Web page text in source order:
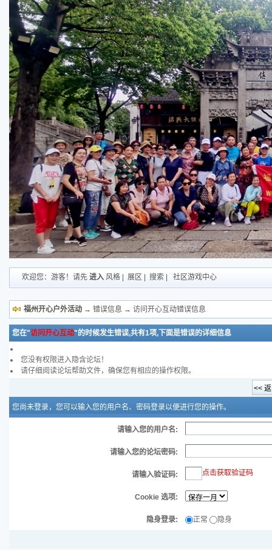
欢迎您：游客！请先 进入 风格 展区 搜索| 社区游戏中心
福州开心户外活动→ 错误信息→ 访问开心互动错误信息
您在"访问开心互动"的时候发生错误,共有1项,下面是错误的详细信息
您没有权限进入隐含论坛！
请仔细阅读论坛帮助文件，确保您有相应的操作权限。
您尚未登录，您可以输入您的用户名、密码登录以便进行您的操作。
请输入您的用户名:
请输入您的论坛密码:
请输入验证码: 点击获取验证码
Cookie 选项:
隐身登录: 正常 隐身